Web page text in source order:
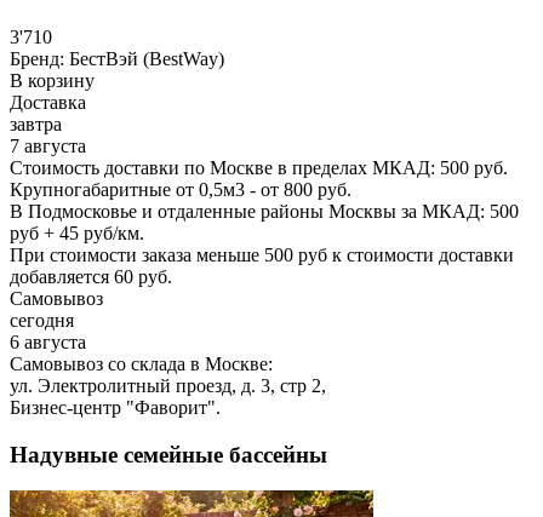
3'710
Бренд: БестВэй (BestWay)
В корзину
Доставка
завтра
7 августа
Стоимость доставки по Москве в пределах МКАД: 500 руб.
Крупногабаритные от 0,5м3 - от 800 руб.
В Подмосковье и отдаленные районы Москвы за МКАД: 500
руб + 45 руб/км.
При стоимости заказа меньше 500 руб к стоимости доставки
добавляется 60 руб.
Самовывоз
сегодня
6 августа
Самовывоз со склада в Москве:
ул. Электролитный проезд, д. 3, стр 2,
Бизнес-центр "Фаворит".
Надувные семейные бассейны